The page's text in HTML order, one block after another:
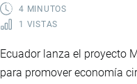
PÚBLICOS
4 MINUTOS
1 VISTAS
Ecuador lanza el proyecto
para promover economía